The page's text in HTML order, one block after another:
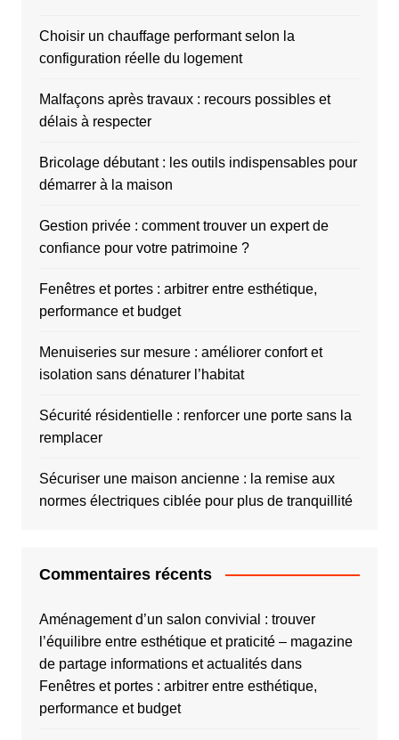
Choisir un chauffage performant selon la
configuration réelle du logement
Malfaçons après travaux : recours possibles et
délais à respecter
Bricolage débutant : les outils indispensables pour
démarrer à la maison
Gestion privée : comment trouver un expert de
confiance pour votre patrimoine ?
Fenêtres et portes : arbitrer entre esthétique,
performance et budget
Menuiseries sur mesure : améliorer confort et
isolation sans dénaturer l’habitat
Sécurité résidentielle : renforcer une porte sans la
remplacer
Sécuriser une maison ancienne : la remise aux
normes électriques ciblée pour plus de tranquillité
Commentaires récents
Aménagement d’un salon convivial : trouver
l’équilibre entre esthétique et praticité – magazine
de partage informations et actualitésdans
Fenêtres et portes : arbitrer entre esthétique,
performance et budget